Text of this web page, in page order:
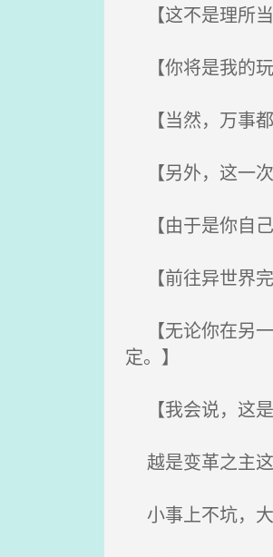
【这不是理所当
【你将是我的玩
【当然，万事
【另外，这一次
【由于是你自己
【前往异世界完
【无论你在另一
定。】
【我会说，这是
越是变革之主这
小事上不坑，大